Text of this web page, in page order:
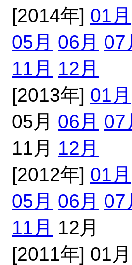
[2014年] 01月
05月 06月 07
11月 12月
[2013年] 01月
05月 06月 07
11月 12月
[2012年] 01月
05月 06月 07
11月 12月
[2011年] 01